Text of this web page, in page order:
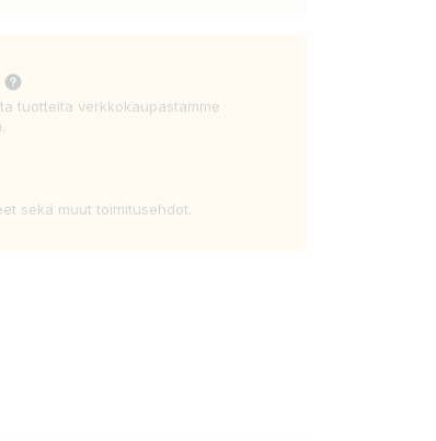
tuotteita verkkokaupastamme
sekä muut toimitusehdot.